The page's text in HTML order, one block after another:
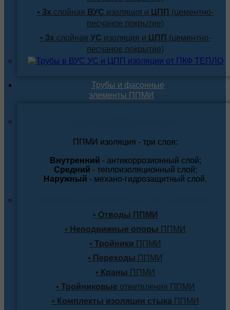
• 3х слойная ВУС изоляция и ЦПП (цементно-
песчаное покрытие)
• 3х слойная УС изоляция и ЦПП (цементно-
песчаное покрытие)
Трубы и фасонные
элементы ППМИ
ППМИ изоляция - три слоя:
Внутренний - антикоррозионный слой;
Средний - теплоизоляционный слой;
Наружный - механо-гидрозащитный слой.
• Отводы ППМИ
• Неподвижные опоры ППМИ
• Тройники ППМИ
• Переходы ППМИ
• Краны ППМИ
• Тройниковые ответвления ППМИ
• Комплекты изоляции стыкаППМИ